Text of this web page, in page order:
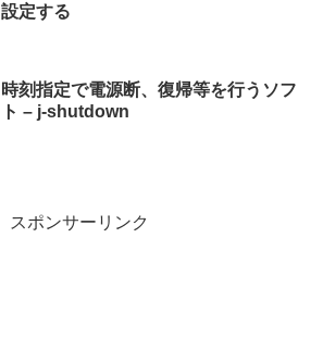
設定する
時刻指定で電源断、復帰等を行うソフ
ト – j-shutdown
スポンサーリンク